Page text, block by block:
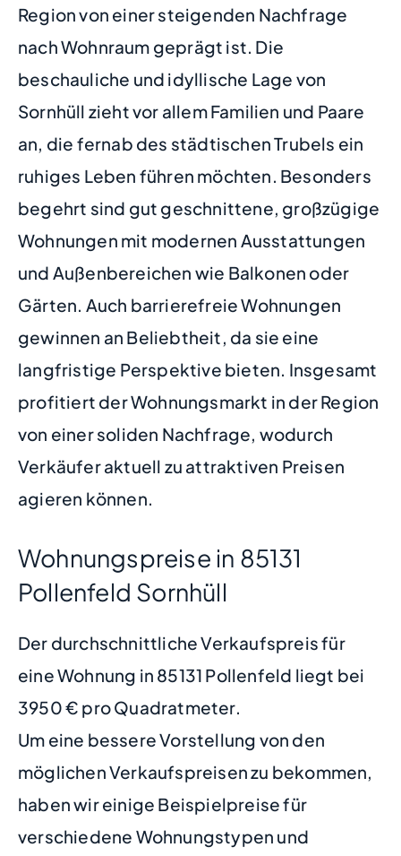
Region von einer steigenden Nachfrage
nach Wohnraum geprägt ist. Die
beschauliche und idyllische Lage von
Sornhüll zieht vor allem Familien und Paare
an, die fernab des städtischen Trubels ein
ruhiges Leben führen möchten. Besonders
begehrt sind gut geschnittene, großzügige
Wohnungen mit modernen Ausstattungen
und Außenbereichen wie Balkonen oder
Gärten. Auch barrierefreie Wohnungen
gewinnen an Beliebtheit, da sie eine
langfristige Perspektive bieten. Insgesamt
profitiert der Wohnungsmarkt in der Region
von einer soliden Nachfrage, wodurch
Verkäufer aktuell zu attraktiven Preisen
agieren können.
Wohnungspreise in 85131
Pollenfeld Sornhüll
Der durchschnittliche Verkaufspreis für
eine Wohnung in 85131 Pollenfeld liegt bei
3950 € pro Quadratmeter.
Um eine bessere Vorstellung von den
möglichen Verkaufspreisen zu bekommen,
haben wir einige Beispielpreise für
verschiedene Wohnungstypen und